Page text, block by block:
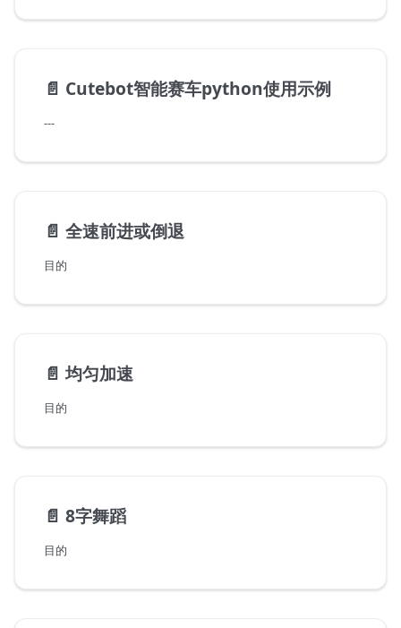
📄️ Cutebot智能赛车python使用示例
---
📄️ 全速前进或倒退
目的
📄️ 均匀加速
目的
📄️ 8字舞蹈
目的